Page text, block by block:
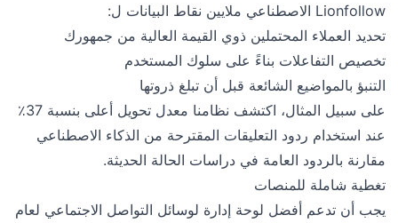
Lionfollow الاصطناعي ملايين نقاط البيانات ل:
تحديد العملاء المحتملين ذوي القيمة العالية من جمهورك
تخصيص التفاعلات بناءً على سلوك المستخدم
التنبؤ بالمواضيع الشائعة قبل أن تبلغ ذروتها
على سبيل المثال، اكتشف نظامنا معدل تحويل أعلى بنسبة 37٪
عند استخدام ردود التعليقات المقترحة من الذكاء الاصطناعي
مقارنة بالردود العامة في دراسات الحالة الحديثة.
تغطية شاملة للمنصات
يجب أن تدعم أفضل لوحة إدارة لوسائل التواصل الاجتماعي لعام